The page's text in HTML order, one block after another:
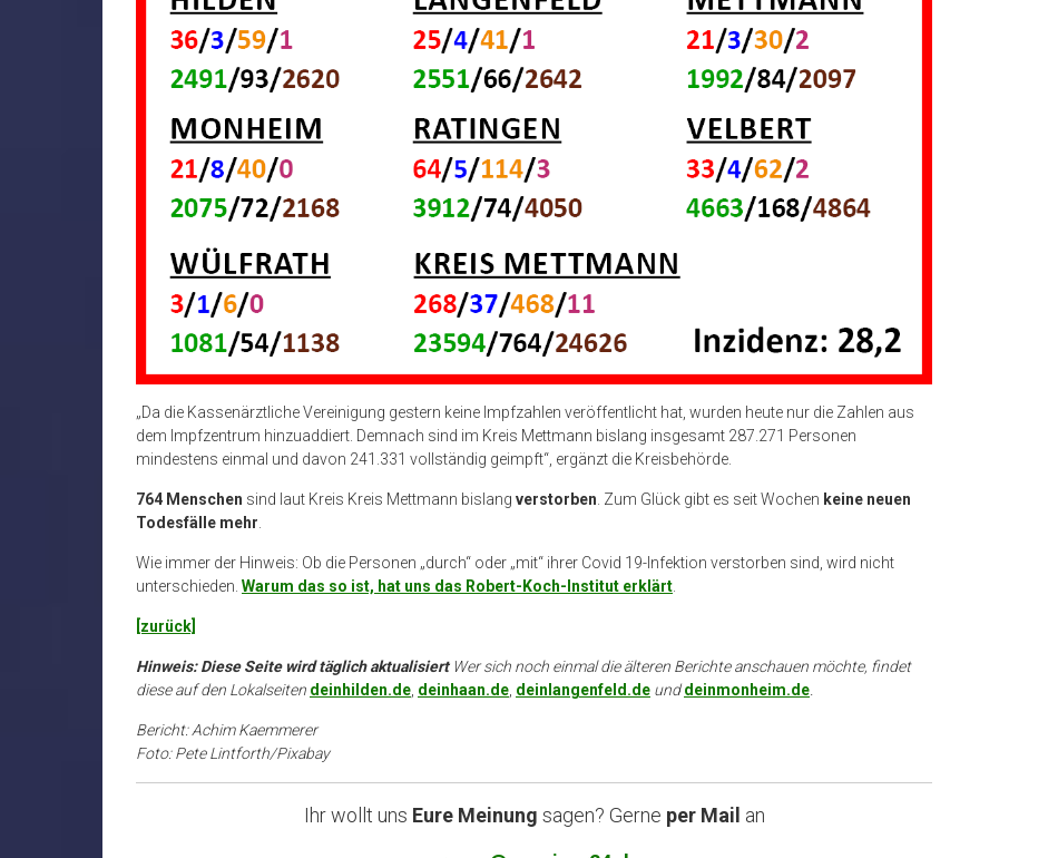
„Da die Kassenärztliche Vereinigung gestern keine Impfzahlen veröffentlicht hat, wurden heute nur die Zahlen aus
dem Impfzentrum hinzuaddiert. Demnach sind im Kreis Mettmann bislang insgesamt 287.271 Personen
mindestens einmal und davon 241.331 vollständig geimpft“, ergänzt die Kreisbehörde.
764 Menschen sind laut Kreis Kreis Mettmann bislang verstorben . Zum Glück gibt es seit Wochen keine neuen
Todesfälle mehr
Wie immer der Hinweis: Ob die Personen „durch“ oder „mit“ ihrer Covid 19-Infektion verstorben sind, wird nicht
unterschieden. Warum das so ist, hat uns das Robert-Koch-Institut erklärt
[zurück]
Hinweis: Diese Seite wird täglich aktualisiert Wer sich noch einmal die älteren Berichte anschauen möchte, findet
diese auf den Lokalseiten deinhilden.de deinhaan.de deinlangenfeld.de unddeinmonheim.de
Bericht: Achim Kaemmerer
Foto: Pete Lintforth/Pixabay
Ihr wollt uns Eure Meinung sagen? Gerne per Mail an